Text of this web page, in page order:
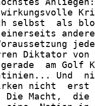
selbst  als
Diktator
am Golf
Und
nicht
Die Macht,